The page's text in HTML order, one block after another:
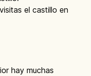
el castillo en
hay muchas